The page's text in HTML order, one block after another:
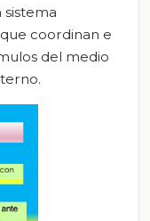
sistema
coordinan e
del medio